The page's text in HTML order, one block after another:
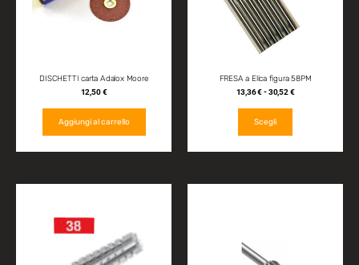
DISCHETTI carta Adalox Moore
12,50€
Aggiungi al carrello
FRESA a Elica figura 58PM
13,36€-30,52 €
Scegli